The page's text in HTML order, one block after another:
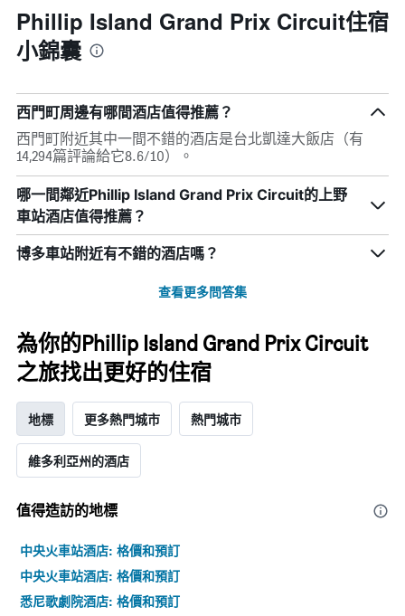
Phillip Island Grand Prix Circuit住宿
小錦囊
西門町周邊有哪間酒店值得推薦？
西門町附近其中一間不錯的酒店是台北凱達大飯店（有
14,294篇評論給它8.6/10）。
哪一間鄰近Phillip Island Grand Prix Circuit的上野
車站酒店值得推薦？
博多車站附近有不錯的酒店嗎？
查看更多問答集
為你的Phillip Island Grand Prix Circuit
之旅找出更好的住宿
地標 更多熱門城市 熱門城市
維多利亞州的酒店
值得造訪的地標
中央火車站酒店: 格價和預訂
中央火車站酒店: 格價和預訂
悉尼歌劇院酒店: 格價和預訂